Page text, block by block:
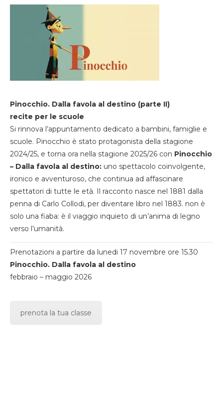
Pinocchio. Dalla favola al destino (parte II)
recite per le scuole
Si rinnova l’appuntamento dedicato a bambini, famiglie e
scuole. Pinocchio è stato protagonista della stagione
2024/25, e torna ora nella stagione 2025/26 con Pinocchio
– Dalla favola al destino: uno spettacolo coinvolgente,
ironico e avventuroso, che continua ad affascinare
spettatori di tutte le età. Il racconto nasce nel 1881 dalla
penna di Carlo Collodi, per diventare libro nel 1883. non è
solo una fiaba: è il viaggio inquieto di un’anima di legno
verso l’umanità.
Prenotazioni a partire da lunedi 17 novembre ore 15.30
Pinocchio. Dalla favola al destino
febbraio – maggio 2026
prenota la tua classe